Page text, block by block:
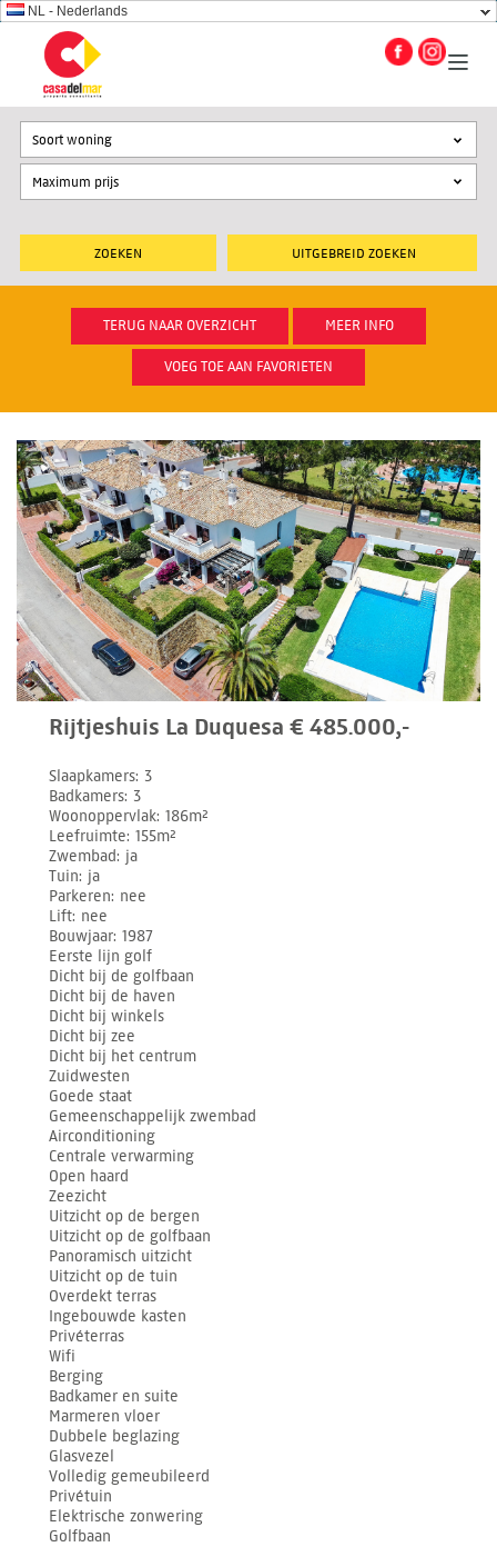
NL - Nederlands
UITGEBREID ZOEKEN
Soort woning
TERUG NAAR OVERZICHT MEER INFO
VOEG TOE AAN FAVORIETEN
Rijtjeshuis La Duquesa € 485.000,-
Slaapkamers 3
Badkamers 3
Woonoppervlak 186m²
Leefruimte 155m²
Zwembad ja
Tuin ja
Parkeren nee
Lift nee
Bouwjaar 1987
Eerste lijn golf
Dicht bij de golfbaan
Dicht bij de haven
Dicht bij winkels
Dicht bij zee
Dicht bij het centrum
Zuidwesten
Goede staat
Gemeenschappelijk zwembad
Airconditioning
Centrale verwarming
Open haard
Zeezicht
Uitzicht op de bergen
Uitzicht op de golfbaan
Panoramisch uitzicht
Uitzicht op de tuin
Overdekt terras
Ingebouwde kasten
Privéterras
Wifi
Berging
Badkamer en suite
Marmeren vloer
Dubbele beglazing
Glasvezel
Volledig gemeubileerd
Privétuin
Elektrische zonwering
Golfbaan